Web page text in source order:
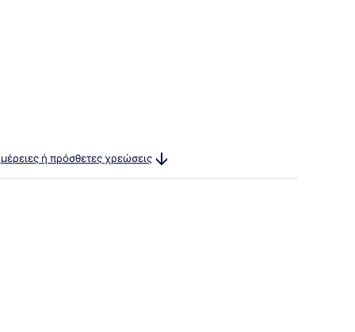
ή πρόσθετες χρεώσεις